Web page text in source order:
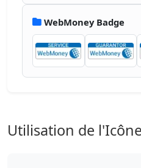
WebMoney Badge
Utilisation de l'Icône